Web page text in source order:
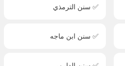
✅ سنن الترمذي
✅ سنن ابن ماجه